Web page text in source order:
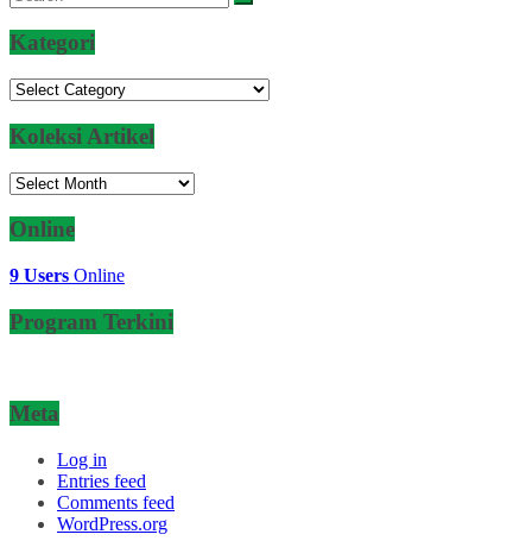
Kategori
Kategori
Koleksi Artikel
Koleksi
Online
9 Users Online
Program Terkini
Meta
Log in
Entries feed
Comments feed
WordPress.org